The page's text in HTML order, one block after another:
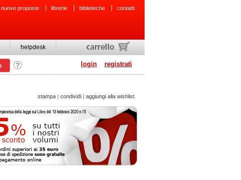
nuove proposte librerie biblioteche contatti
helpdesk
login registrati
stampa | condividi | aggiungi alla wishlist